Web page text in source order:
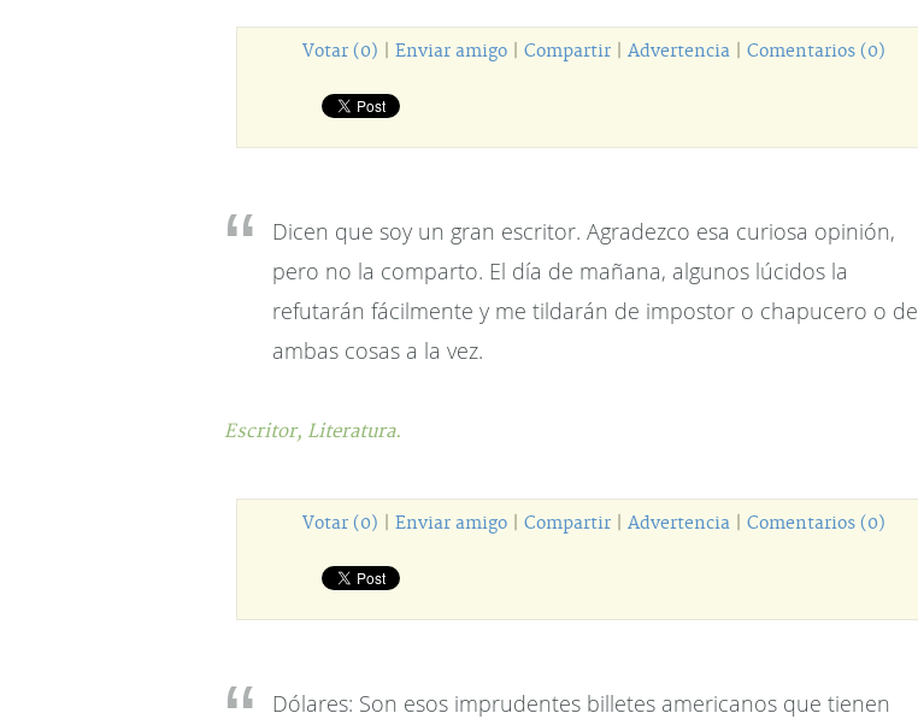
Votar (0) Enviar amigo Compartir Advertencia Comentarios (0)
Dicen que soy un gran escritor. Agradezco esa curiosa opinión,
pero no la comparto. El día de mañana, algunos lúcidos la
refutarán fácilmente y me tildarán de impostor o chapucero o de
ambas cosas a la vez.
Escritor, Literatura.
Votar (0) Enviar amigo Compartir Advertencia Comentarios (0)
Dólares: Son esos imprudentes billetes americanos que tienen